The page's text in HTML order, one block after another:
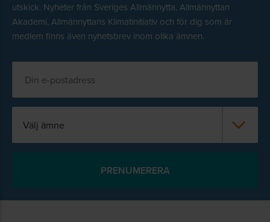
utskick. Nyheter från Sveriges Allmännytta, Allmännyttan
Akademi, Allmännyttans Klimatinitiativ och för dig som är
medlem finns även nyhetsbrev inom olika ämnen.
Välj ämne